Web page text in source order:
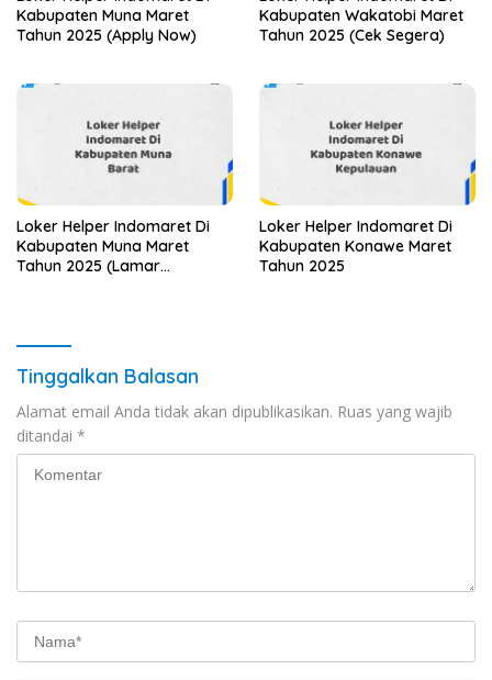
Kabupaten Muna Maret
Tahun 2025 (Apply Now)
Kabupaten Wakatobi Maret
Tahun 2025 (Cek Segera)
Loker Helper Indomaret Di
Kabupaten Muna Maret
Tahun 2025 (Lamar
Loker Helper Indomaret Di
Kabupaten Konawe Maret
Tahun 2025
Tinggalkan Balasan
Alamat email Anda tidak akan dipublikasikan. Ruas yang wajib
ditandai *